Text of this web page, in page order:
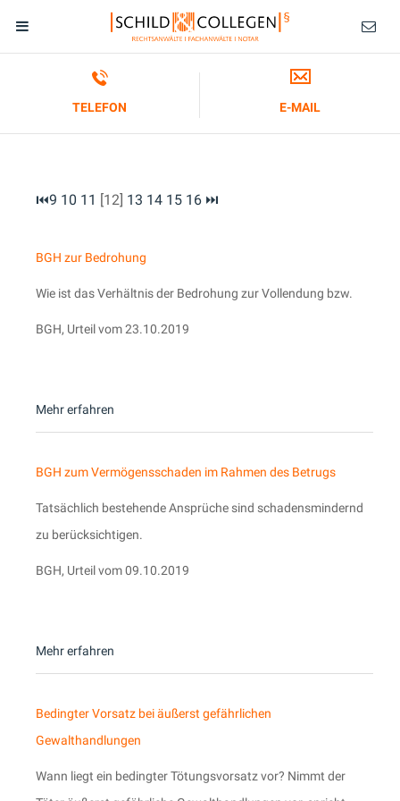
TELEFON E-MAIL
⏮9 10 11 [12] 13 14 15 16 ⏭
BGH zur Bedrohung
Wie ist das Verhältnis der Bedrohung zur Vollendung bzw.
BGH, Urteil vom 23.10.2019
Mehr erfahren
BGH zum Vermögensschaden im Rahmen des Betrugs
Tatsächlich bestehende Ansprüche sind schadensmindernd
zu berücksichtigen.
BGH, Urteil vom 09.10.2019
Mehr erfahren
Bedingter Vorsatz bei äußerst gefährlichen
Gewalthandlungen
Wann liegt ein bedingter Tötungsvorsatz vor? Nimmt der